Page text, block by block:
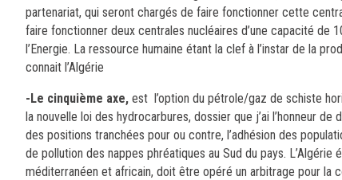
partenariat, qui seront chargés de faire fonctionner cette
faire fonctionner deux centrales nucléaires d’une capacité de
l’Energie. La ressource humaine étant la clef à l’instar de la
connait l’Algérie
-Le cinquième axe, est l’option du pétrole/gaz de schiste
la nouvelle loi des hydrocarbures, dossier que j’ai l’honneur
des positions tranchées pour ou contre, l’adhésion des
de pollution des nappes phréatiques au Sud du pays.
méditerranéen et africain, doit être opéré un arbitrage pour la